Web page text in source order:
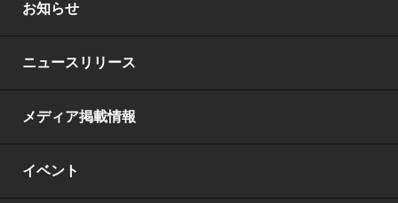
お知らせ
ニュースリリース
メディア掲載情報
イベント